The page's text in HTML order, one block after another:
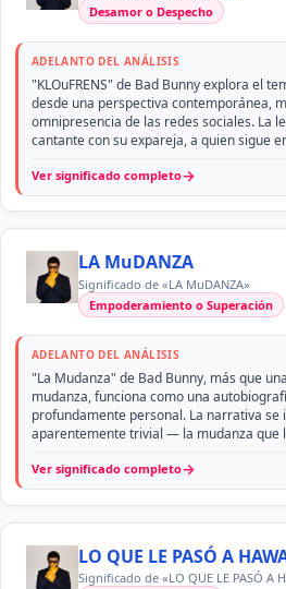
Desamor o Despecho
ADELANTO DEL ANÁLISIS
"KLOuFRENS" de Bad Bunny explora el
desde una perspectiva contemporánea,
omnipresencia de las redes sociales. La
cantante con su expareja, a quien sigue
Ver significado completo→
LA MuDANZA
Significado de «LA MuDANZA»
Empoderamiento o Superación
ADELANTO DEL ANÁLISIS
"La Mudanza" de Bad Bunny, más que
mudanza, funciona como una
profundamente personal. La narrativa se
aparentemente trivial — la mudanza que
Ver significado completo→
LO QUE LE PASÓ A
Significado de «LO QUE LE PASÓ A